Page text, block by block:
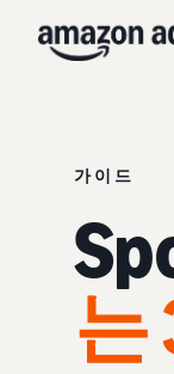
가이드
는